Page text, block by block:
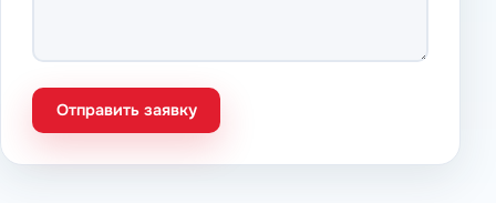
Отправить заявку